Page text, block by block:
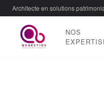
Architecte en solutions
NOS